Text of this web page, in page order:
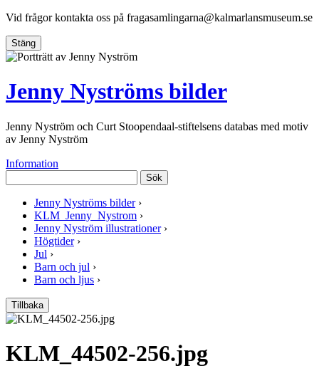
Vid frågor kontakta oss på fragasamlingarna@kalmarlansmuseum.se
Stäng
Jenny Nyströms bilder
Jenny Nyström och Curt Stoopendaal-stiftelsens databas med motiv
av Jenny Nyström
Information
Sök
Jenny Nyströms bilder ›
KLM_Jenny_Nystrom ›
Jenny Nyström illustrationer ›
Högtider ›
Jul ›
Barn och jul ›
Barn och ljus ›
Tillbaka
KLM_44502-256.jpg